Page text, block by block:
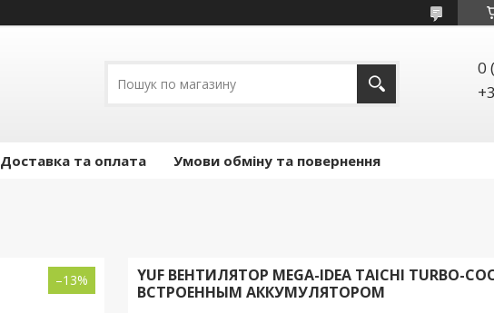
0
Доставка та оплата Умови обміну та повернення
–13%
YUF ВЕНТИЛЯТОР MEGA-IDEA TAICHI TURBO-
ВСТРОЕННЫМ АККУМУЛЯТОРОМ